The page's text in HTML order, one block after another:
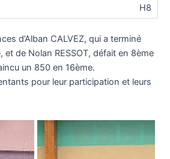
H8
d’Alban CALVEZ, qui a terminé
et de Nolan RESSOT, défait en 8ème
un 850 en 16ème.
pour leur participation et leurs